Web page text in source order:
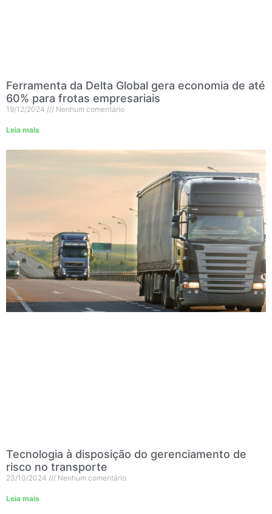
Ferramenta da Delta Global gera economia de até
60% para frotas empresariais
19/12/2024 Nenhum comentário
Leia mais
Tecnologia à disposição do gerenciamento de
risco no transporte
23/10/2024 Nenhum comentário
Leia mais